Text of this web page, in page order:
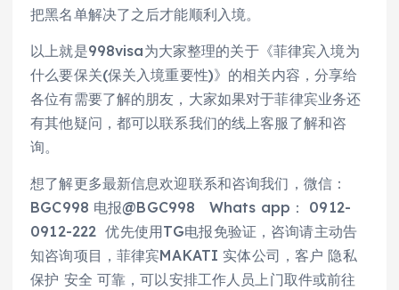
把黑名单解决了之后才能顺利入境。
以上就是998visa为大家整理的关于《菲律宾入境为
什么要保关(保关入境重要性)》的相关内容，分享给
各位有需要了解的朋友，大家如果对于菲律宾业务还
有其他疑问，都可以联系我们的线上客服了解和咨
询。
想了解更多最新信息欢迎联系和咨询我们，微信：
BGC998 电报@BGC998 Whats app： 0912-
0912-222 优先使用TG电报免验证，咨询请主动告
知咨询项目，菲律宾MAKATI 实体公司，客户 隐私
保护 安全 可靠，可以安排工作人员上门取件或前往